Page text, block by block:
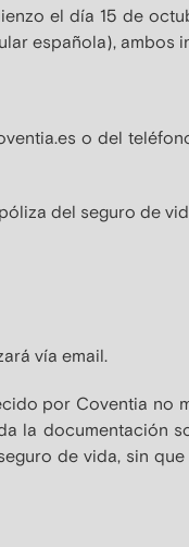
el día 15 de
española), ambos
o del
del seguro de
vía email.
por Coventia no
la documentación
de vida, sin